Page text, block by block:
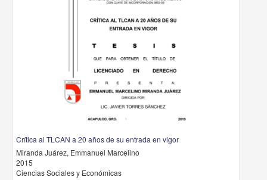
Crítica al TLCAN a 20 años de su entrada en vigor
Miranda Juárez, Emmanuel Marcelino
2015
Ciencias Sociales y Económicas